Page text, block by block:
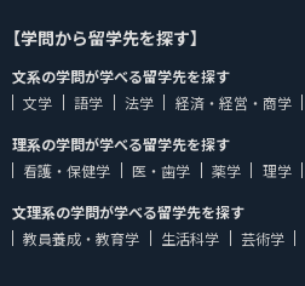
【学問から留学先を探す】
文系の学問が学べる留学先を探す
文学
語学 法学 経済・経営・商学
理系の学問が学べる留学先を探す
看護・保健学
医・歯学 薬学 理学
文理系の学問が学べる留学先を探す
教員養成・教育学
生活科学 芸術学